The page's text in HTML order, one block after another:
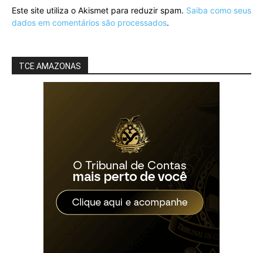
Este site utiliza o Akismet para reduzir spam. Saiba como seus
dados em comentários são processados.
TCE AMAZONAS